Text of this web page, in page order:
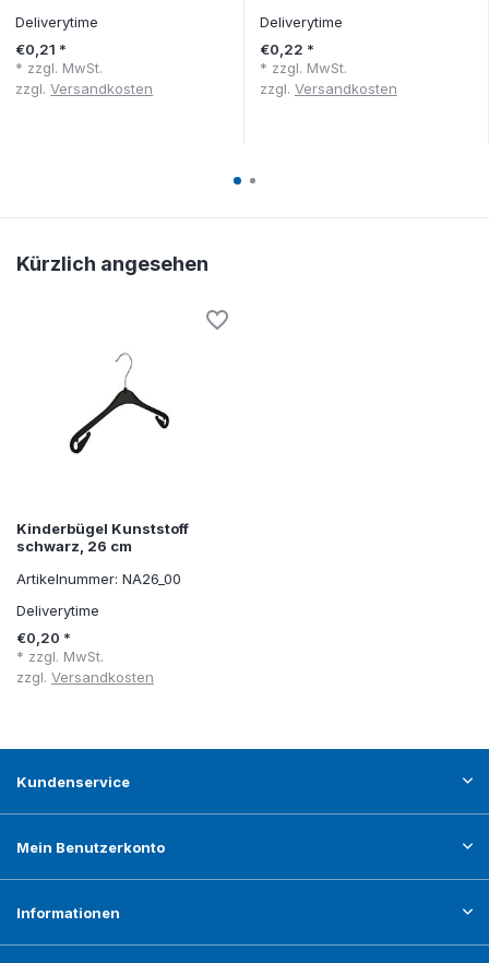
Deliverytime
€0,21 *
* zzgl. MwSt.
zzgl.Versandkosten
Deliverytime
€0,22 *
* zzgl. MwSt.
zzgl. Versandkosten
Kürzlich angesehen
Kinderbügel Kunststoff
schwarz, 26 cm
Artikelnummer: NA26_00
Deliverytime
€0,20 *
* zzgl. MwSt.
zzgl. Versandkosten
Kundenservice
Mein Benutzerkonto
Informationen